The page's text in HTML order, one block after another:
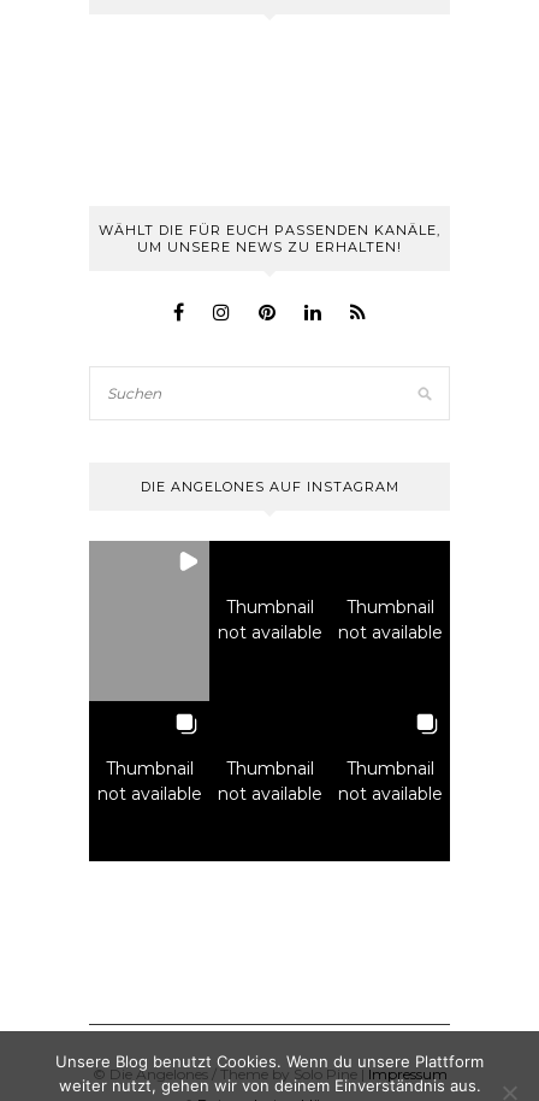
WÄHLT DIE FÜR EUCH PASSENDEN KANÄLE,
UM UNSERE NEWS ZU ERHALTEN!
DIE ANGELONES AUF INSTAGRAM
Thumbnail
not available
Thumbnail
not available
Thumbnail
not available
Thumbnail
not available
Thumbnail
not available
© Die Angelones / Theme by Solo Pine | Impressum
Unsere Blog benutzt Cookies. Wenn du unsere Plattform
weiter nutzt, gehen wir von deinem Einverständnis aus.